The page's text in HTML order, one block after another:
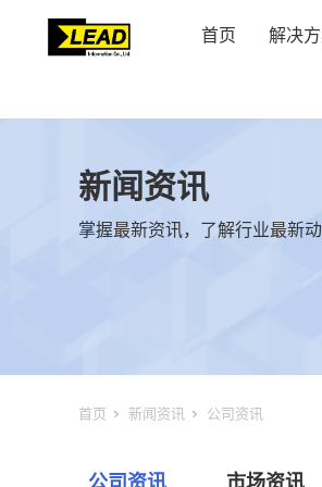
首页 解决
新闻资讯
掌握最新资讯，了解行业最新
首页 新闻资讯 公司资讯
公司资讯 市场资讯